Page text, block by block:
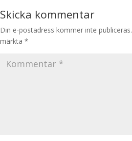
Skicka kommentar
Din e-postadress kommer inte publiceras.
märkta *